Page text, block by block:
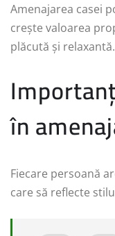
Amenajarea casei
crește valoarea
plăcută și relaxantă.
în
Fiecare persoană
care să reflecte